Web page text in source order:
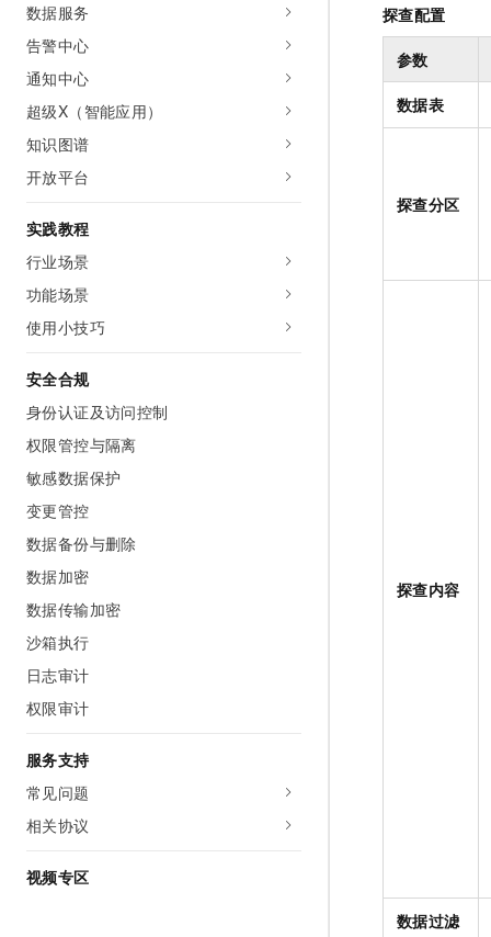
数据服务
告警中心
通知中心
超级X（智能应用）
知识图谱
开放平台
实践教程
行业场景
功能场景
使用小技巧
安全合规
身份认证及访问控制
权限管控与隔离
敏感数据保护
变更管控
数据备份与删除
数据加密
数据传输加密
沙箱执行
日志审计
权限审计
服务支持
常见问题
相关协议
视频专区
探查配置
参数
数据表
探查分区
探查内容
数据过滤